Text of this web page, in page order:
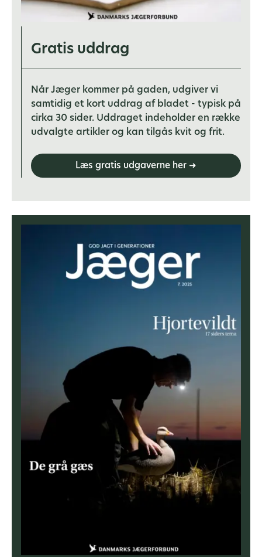
Gratis uddrag
Når Jæger kommer på gaden, udgiver vi
samtidig et kort uddrag af bladet - typisk på
cirka 30 sider. Uddraget indeholder en række
udvalgte artikler og kan tilgås kvit og frit.
Læs gratis udgaverne her ➜